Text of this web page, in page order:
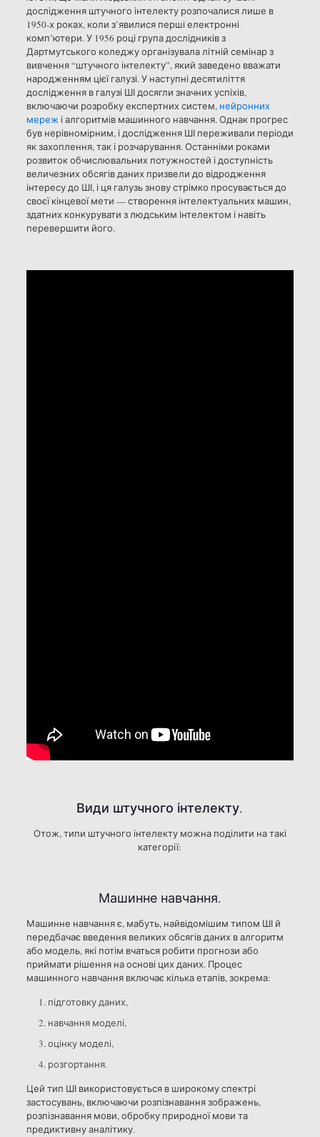
дослідження штучного інтелекту розпочалися лише в
1950-х роках, коли з’явилися перші електронні
комп’ютери. У 1956 році група дослідників з
Дартмутського коледжу організувала літній семінар з
вивчення “штучного інтелекту”, який заведено вважати
народженням цієї галузі. У наступні десятиліття
дослідження в галузі ШІ досягли значних успіхів,
включаючи розробку експертних систем, нейронних
мереж і алгоритмів машинного навчання. Однак прогрес
був нерівномірним, і дослідження ШІ переживали періоди
як захоплення, так і розчарування. Останніми роками
розвиток обчислювальних потужностей і доступність
величезних обсягів даних призвели до відродження
інтересу до ШІ, і ця галузь знову стрімко просувається до
своєї кінцевої мети — створення інтелектуальних машин,
здатних конкурувати з людським інтелектом і навіть
перевершити його.
Види штучного інтелекту.
Отож, типи штучного інтелекту можна поділити на такі
категорії:
Машинне навчання.
Машинне навчання є, мабуть, найвідомішим типом ШІ й
передбачає введення великих обсягів даних в алгоритм
або модель, які потім вчаться робити прогнози або
приймати рішення на основі цих даних. Процес
машинного навчання включає кілька етапів, зокрема:
підготовку даних,
навчання моделі,
оцінку моделі,
розгортання.
Цей тип ШІ використовується в широкому спектрі
застосувань, включаючи розпізнавання зображень,
розпізнавання мови, обробку природної мови та
предиктивну аналітику.